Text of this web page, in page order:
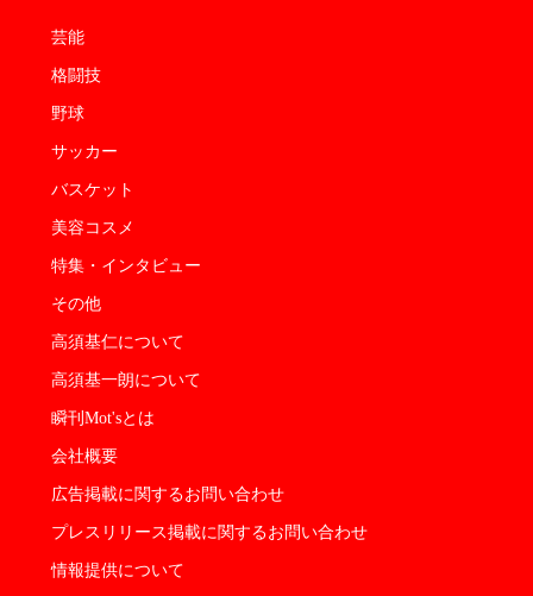
芸能
格闘技
野球
サッカー
バスケット
美容コスメ
特集・インタビュー
その他
高須基仁について
高須基一朗について
瞬刊Mot'sとは
会社概要
広告掲載に関するお問い合わせ
プレスリリース掲載に関するお問い合わせ
情報提供について